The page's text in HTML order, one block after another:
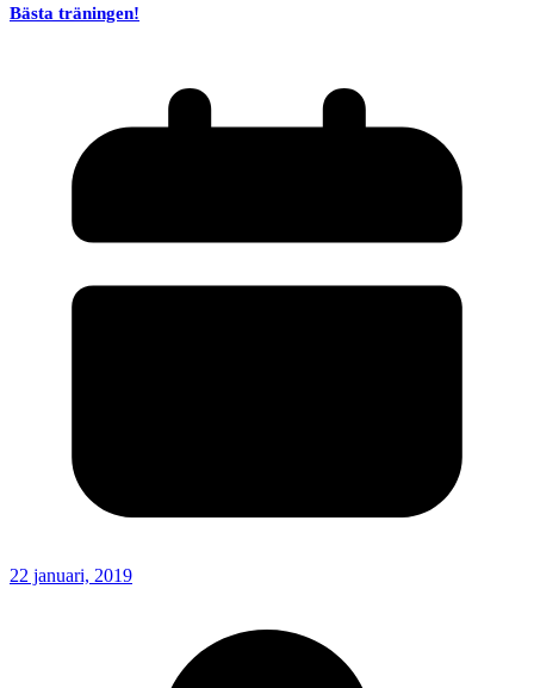
Bästa träningen!
22 januari, 2019